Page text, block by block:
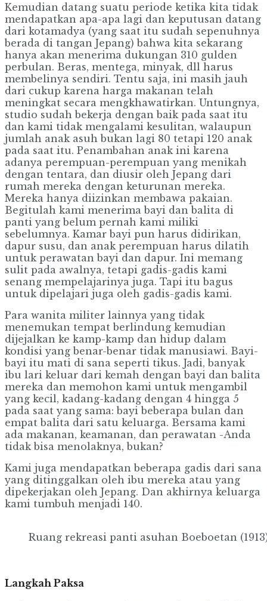
Kemudian datang suatu periode ketika kita tidak
mendapatkan apa-apa lagi dan keputusan datang
dari kotamadya (yang saat itu sudah sepenuhnya
berada di tangan Jepang) bahwa kita sekarang
hanya akan menerima dukungan 310 gulden
perbulan. Beras, mentega, minyak, dll harus
membelinya sendiri. Tentu saja, ini masih jauh
dari cukup karena harga makanan telah
meningkat secara mengkhawatirkan. Untungnya,
studio sudah bekerja dengan baik pada saat itu
dan kami tidak mengalami kesulitan, walaupun
jumlah anak asuh bukan lagi 80 tetapi 120 anak
pada saat itu. Penambahan anak ini karena
adanya perempuan-perempuan yang menikah
dengan tentara, dan diusir oleh Jepang dari
rumah mereka dengan keturunan mereka.
Mereka hanya diizinkan membawa pakaian.
Begitulah kami menerima bayi dan balita di
panti yang belum pernah kami miliki
sebelumnya. Kamar bayi pun harus didirikan,
dapur susu, dan anak perempuan harus dilatih
untuk perawatan bayi dan dapur. Ini memang
sulit pada awalnya, tetapi gadis-gadis kami
senang mempelajarinya juga. Tapi itu bagus
untuk dipelajari juga oleh gadis-gadis kami.
Para wanita militer lainnya yang tidak
menemukan tempat berlindung kemudian
dijejalkan ke kamp-kamp dan hidup dalam
kondisi yang benar-benar tidak manusiawi. Bayi-
bayi itu mati di sana seperti tikus. Jadi, banyak
ibu lari keluar dari kemah dengan bayi dan balita
mereka dan memohon kami untuk mengambil
yang kecil, kadang-kadang dengan 4 hingga 5
pada saat yang sama: bayi beberapa bulan dan
empat balita dari satu keluarga. Bersama kami
ada makanan, keamanan, dan perawatan -Anda
tidak bisa menolaknya, bukan?
Kami juga mendapatkan beberapa gadis dari sana
yang ditinggalkan oleh ibu mereka atau yang
dipekerjakan oleh Jepang. Dan akhirnya keluarga
kami tumbuh menjadi 140.
Ruang rekreasi panti asuhan Boeboetan
Langkah Paksa